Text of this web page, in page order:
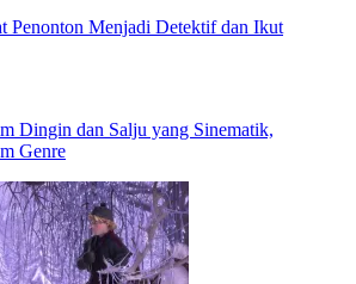
Penonton Menjadi Detektif dan Ikut
Dingin dan Salju yang Sinematik,
Genre